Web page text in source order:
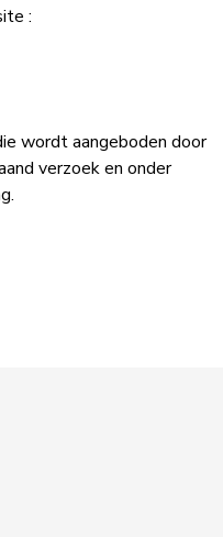
:
wordt aangeboden door
verzoek en onder